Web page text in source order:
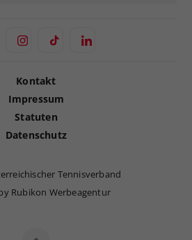
Kontakt
Impressum
Statuten
Datenschutz
Tennisverband
Rubikon Werbeagentur